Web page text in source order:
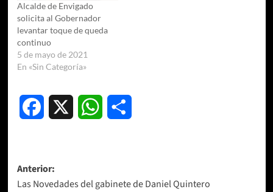
Alcalde de Envigado
solicita al Gobernador
levantar toque de queda
continuo
5 de mayo de 2021
En «Sin Categoría»
Facebook WhatsApp
Navegación
Anterior:
Las Novedades del gabinete de Daniel Quintero